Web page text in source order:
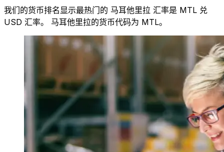
我们的货币排名显示最热门的 马耳他里拉 汇率是 MTL 兑
USD 汇率。 马耳他里拉的货币代码为 MTL。